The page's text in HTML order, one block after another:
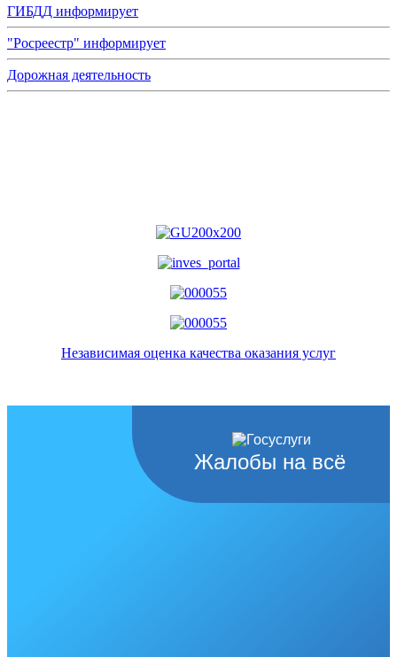
ГИБДД информирует
"Росреестр" информирует
Дорожная деятельность
Независимая оценка качества оказания услуг
Жалобы на всё